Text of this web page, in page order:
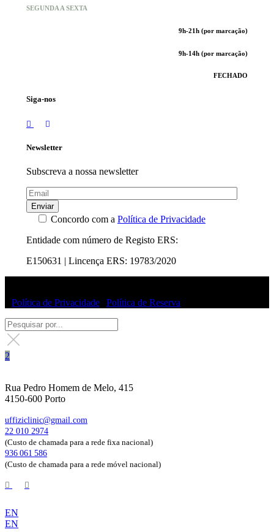
SEGUNDA A SEXTA
9h-21h (por marcação)
9h-14h (por marcação)
FECHADO
Siga-nos
Newsletter
Subscreva a nossa newsletter
Enviar
Concordo com a Política de Privacidade
Entidade com número de Registo ERS:
E150631 | Lincença ERS: 19783/2020
Política de Privacidade Política de Reserva
Rua Pedro Homem de Melo, 415
4150-600 Porto
uffiziclinic@gmail.com
22 010 2974
(Custo de chamada para a rede fixa nacional)
936 061 586
(Custo de chamada para a rede móvel nacional)
EN
EN